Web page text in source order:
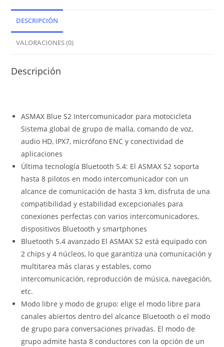
DESCRIPCIÓN
VALORACIONES (0)
Descripción
ASMAX Blue S2 Intercomunicador para motocicleta
Sistema global de grupo de malla, comando de voz,
audio HD, IPX7, micrófono ENC y conectividad de
aplicaciones
Última tecnología Bluetooth 5.4: El ASMAX S2 soporta
hasta 8 pilotos en modo intercomunicador con un
alcance de comunicación de hasta 3 km, disfruta de una
compatibilidad y estabilidad excepcionales para
conexiones perfectas con varios intercomunicadores,
dispositivos Bluetooth y smartphones
Bluetooth 5.4 avanzado El ASMAX S2 está equipado con
2 chips y 4 núcleos, lo que garantiza una comunicación y
multitarea más claras y estables, como
intercomunicación, reproducción de música, navegación,
etc.
Modo libre y modo de grupo: elige el modo libre para
canales abiertos dentro del alcance Bluetooth o el modo
de grupo para conversaciones privadas. El modo de
grupo admite hasta 8 conductores con la opción de un